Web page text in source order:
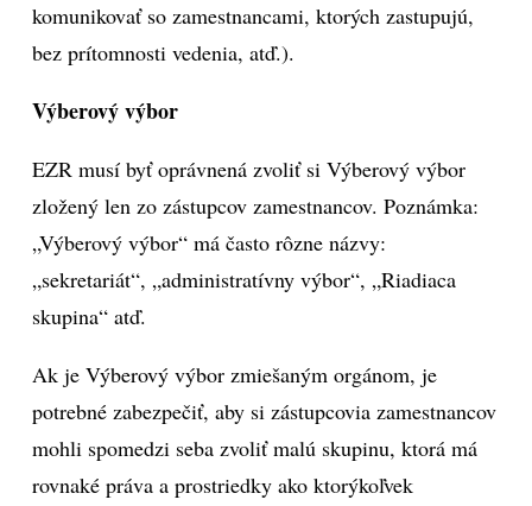
komunikovať so zamestnancami, ktorých zastupujú,
bez prítomnosti vedenia, atď.).
Výberový výbor
EZR musí byť oprávnená zvoliť si Výberový výbor
zložený len zo zástupcov zamestnancov. Poznámka:
„Výberový výbor“ má často rôzne názvy:
„sekretariát“, „administratívny výbor“, „Riadiaca
skupina“ atď.
Ak je Výberový výbor zmiešaným orgánom, je
potrebné zabezpečiť, aby si zástupcovia zamestnancov
mohli spomedzi seba zvoliť malú skupinu, ktorá má
rovnaké práva a prostriedky ako ktorýkoľvek